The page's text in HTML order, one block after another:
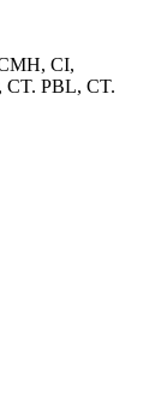
CI,
CT. PBL, CT.